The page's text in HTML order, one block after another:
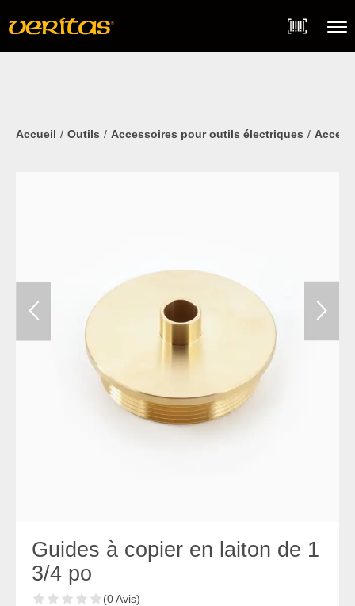
content
Accueil Outils Accessoires pour outils électriques
Guides à copier en laiton de 1
3/4 po
(0 Avis)